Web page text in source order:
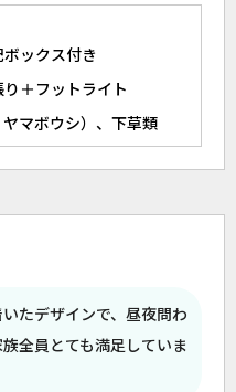
ックス付き
＋フットライト
マボウシ）、下草類
たデザインで、昼夜問わ
全員とても満足していま